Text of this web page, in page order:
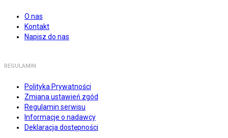
O nas
Kontakt
Napisz do nas
REGULAMIN
Polityka Prywatności
Zmiana ustawień zgód
Regulamin serwisu
Informacje o nadawcy
Deklaracja dostępności